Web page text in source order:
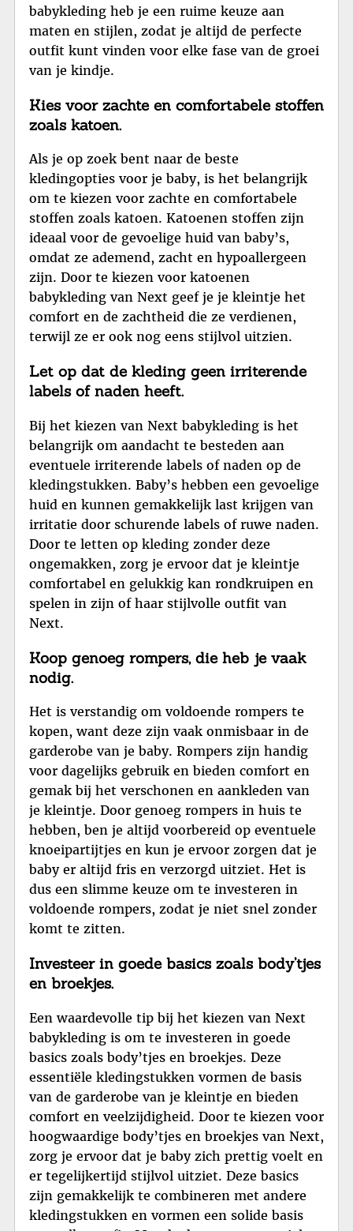
babykleding heb je een ruime keuze aan
maten en stijlen, zodat je altijd de perfecte
outfit kunt vinden voor elke fase van de groei
van je kindje.
Kies voor zachte en comfortabele stoffen
zoals katoen.
Als je op zoek bent naar de beste
kledingopties voor je baby, is het belangrijk
om te kiezen voor zachte en comfortabele
stoffen zoals katoen. Katoenen stoffen zijn
ideaal voor de gevoelige huid van baby’s,
omdat ze ademend, zacht en hypoallergeen
zijn. Door te kiezen voor katoenen
babykleding van Next geef je je kleintje het
comfort en de zachtheid die ze verdienen,
terwijl ze er ook nog eens stijlvol uitzien.
Let op dat de kleding geen irriterende
labels of naden heeft.
Bij het kiezen van Next babykleding is het
belangrijk om aandacht te besteden aan
eventuele irriterende labels of naden op de
kledingstukken. Baby’s hebben een gevoelige
huid en kunnen gemakkelijk last krijgen van
irritatie door schurende labels of ruwe naden.
Door te letten op kleding zonder deze
ongemakken, zorg je ervoor dat je kleintje
comfortabel en gelukkig kan rondkruipen en
spelen in zijn of haar stijlvolle outfit van
Next.
Koop genoeg rompers, die heb je vaak
nodig.
Het is verstandig om voldoende rompers te
kopen, want deze zijn vaak onmisbaar in de
garderobe van je baby. Rompers zijn handig
voor dagelijks gebruik en bieden comfort en
gemak bij het verschonen en aankleden van
je kleintje. Door genoeg rompers in huis te
hebben, ben je altijd voorbereid op eventuele
knoeipartijtjes en kun je ervoor zorgen dat je
baby er altijd fris en verzorgd uitziet. Het is
dus een slimme keuze om te investeren in
voldoende rompers, zodat je niet snel zonder
komt te zitten.
Investeer in goede basics zoals body’tjes
en broekjes.
Een waardevolle tip bij het kiezen van Next
babykleding is om te investeren in goede
basics zoals body’tjes en broekjes. Deze
essentiële kledingstukken vormen de basis
van de garderobe van je kleintje en bieden
comfort en veelzijdigheid. Door te kiezen voor
hoogwaardige body’tjes en broekjes van Next,
zorg je ervoor dat je baby zich prettig voelt en
er tegelijkertijd stijlvol uitziet. Deze basics
zijn gemakkelijk te combineren met andere
kledingstukken en vormen een solide basis